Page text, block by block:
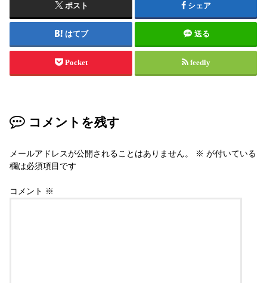
ポスト シェア
はてブ 送る
Pocket feedly
コメントを残す
メールアドレスが公開されることはありません。 ※ が付いている
欄は必須項目です
コメント ※